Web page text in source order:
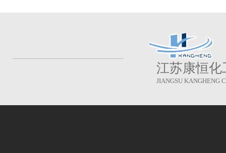
江苏康恒
JIANGSU KANGHENG